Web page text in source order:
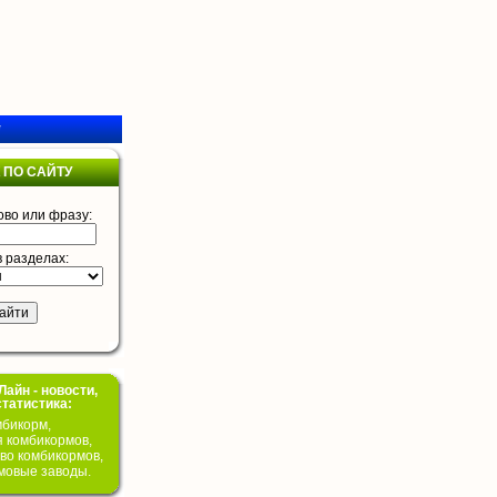
САЙТУ
или фразу:
разделах:
- новости,
комбикормов,
комбикормов,
заводы.